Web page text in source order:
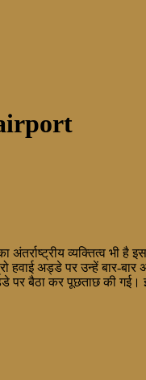
अंतर्राष्ट्रीय व्यक्तित्व
अड्डे पर उन्हें बार-
बैठा कर पूछताछ की गई।